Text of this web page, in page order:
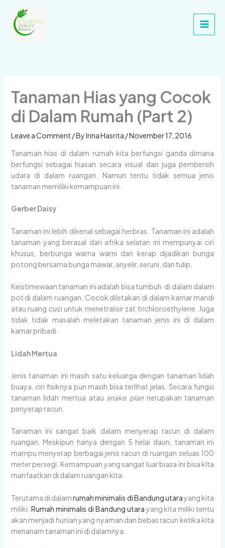
content
Tanaman Hias yang Cocok
di Dalam Rumah (Part 2)
Leave a Comment / ByIrina Hasrita /November 17, 2016
Tanaman hias di dalam rumah kita berfungsi ganda dimana
berfungsi sebagai hiasan secara visual dan juga pembersih
udara di dalam ruangan. Namun tentu tidak semua jenis
tanaman memiliki kemampuan ini.
Gerber Daisy
Tanaman ini lebih dikenal sebagai herbras. Tanaman ini adalah
tanaman yang berasal dari afrika selatan ini mempunyai ciri
khusus, berbunga warna warni dan kerap dijadikan bunga
potong bersama bunga mawar, anyelir, seruni, dan tulip.
Keistimewaan tanaman ini adalah bisa tumbuh di dalam dalam
pot di dalam ruangan. Cocok diletakan di dalam kamar mandi
atau ruang cuci untuk menetralisir zat trichloroethylene. Juga
tidak tidak masalah meletakan tanaman jenis ini di dalam
kamar pribadi.
Lidah Mertua
Jenis tanaman ini masih satu keluarga dengan tanaman lidah
buaya, ciri fisiknya pun masih bisa terlihat jelas. Secara fungsi
tanaman lidah mertua atau snake plannerupakan tanaman
penyerap racun.
Tanaman ini sangat baik dalam menyerap racun di dalam
ruangan. Meskipun hanya dengan 5 helai daun, tanaman ini
mampu menyerap berbagai jenis racun di ruangan seluas 100
meter persegi. Kemampuan yang sangat luar biasa ini bisa kita
manfaatkan di dalam ruangan kita.
Terutama di dalamrumah minimalis di Bandung utarayang kita
miliki. Rumah minimalis di Bandung utara yang kita miliki tentu
akan menjadi hunian yang nyaman dan bebas racun ketika kita
menanam tanaman ini di dalamnya.